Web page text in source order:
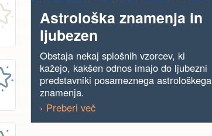
Astrološka znamenja in
ljubezen
Obstaja nekaj splošnih vzorcev, ki
kažejo, kakšen odnos imajo do ljubezni
predstavniki posameznega astrološkega
znamenja.
› Preberi več